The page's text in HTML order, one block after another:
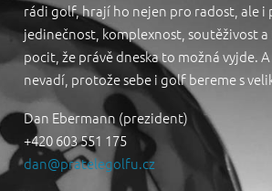
rádi golf, hrají ho nejen pro radost, ale i
jedinečnost, komplexnost, soutěživost
pocit, že právě dneska to možná vyjde. A
nevadí, protože sebe i golf bereme s
Dan Ebermann (prezident)
+420 603 551 175
dan@pratelegolfu.cz